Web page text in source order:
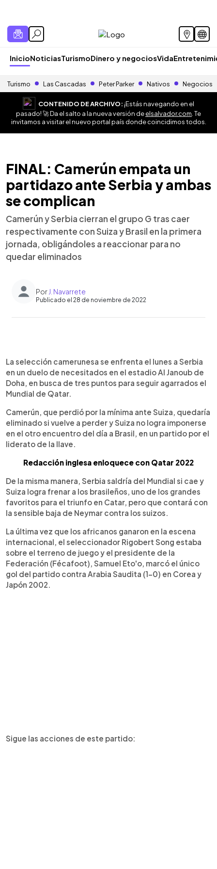
InicioNoticiasTurismoDinero y negociosVida
Turismo Las Cascadas Peter Parker Nativos Negocios
CONTENIDO DE ARCHIVO:¡Estás navegando en el
pasado! 🚀 Da el salto a la nueva versión deelsalvador.com . Te
invitamos a visitar el nuevo portal país donde coincidimos todos.
FINAL: Camerún empata un
partidazo ante Serbia y ambas
se complican
Camerún y Serbia cierran el grupo G tras caer
respectivamente con Suiza y Brasil en la primera
jornada, obligándoles a reaccionar para no
quedar eliminados
Por J. Navarrete
Publicado el 28 de noviembre de 2022
Escuchar artículo
La selección camerunesa se enfrenta el lunes a Serbia
en un duelo de necesitados en el estadio Al Janoub de
Doha, en busca de tres puntos para seguir agarrados el
Mundial de Qatar.
Camerún, que perdió por la mínima ante Suiza, quedaría
eliminado si vuelve a perder y Suiza no logra imponerse
en el otro encuentro del día a Brasil, en un partido por el
liderato de la llave.
Redacción inglesa enloquece con Qatar 2022
De la misma manera, Serbia saldría del Mundial si cae y
Suiza logra frenar a los brasileños, uno de los grandes
favoritos para el triunfo en Catar, pero que contará con
la sensible baja de Neymar contra los suizos.
La última vez que los africanos ganaron en la escena
internacional, el seleccionador Rigobert Song estaba
sobre el terreno de juego y el presidente de la
Federación (Fécafoot), Samuel Eto'o, marcó el único
gol del partido contra Arabia Saudita (1-0) en Corea y
Japón 2002.
Sigue las acciones de este partido: